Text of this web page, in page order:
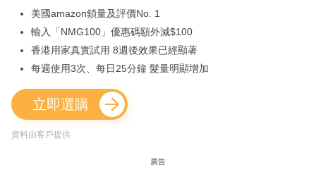
美國amazon鎖量及評價No. 1
輸入「NMG100」優惠碼額外減$100
香港用家真實試用 8週後效果已經顯著
每週使用3次、每日25分鐘 髮量明顯增加
立即選購
資料由客戶提供
廣告